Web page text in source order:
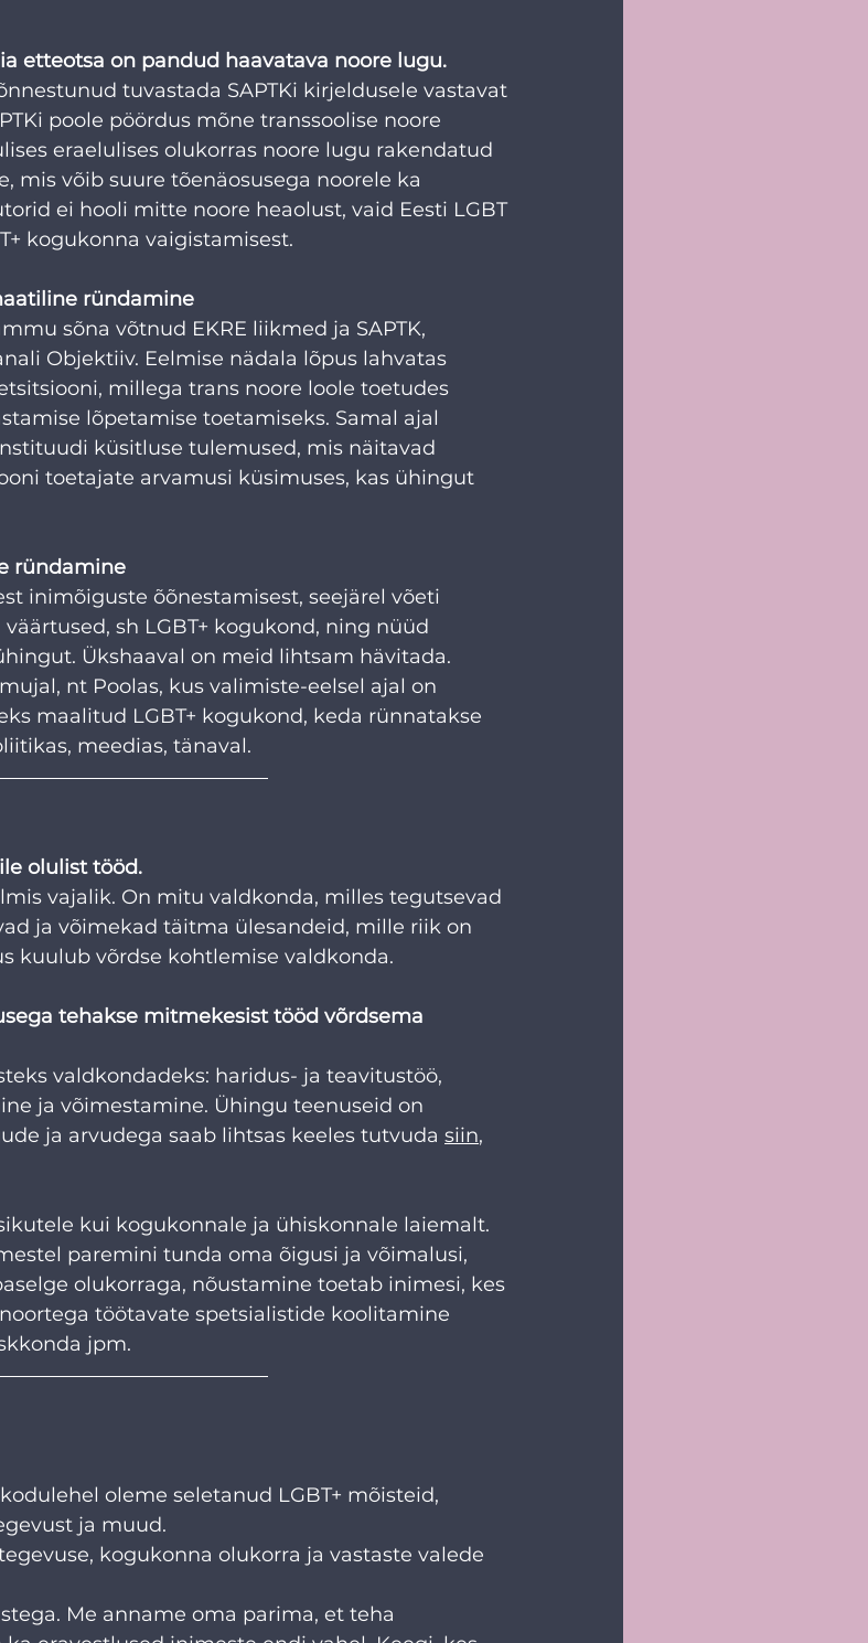
etteotsa on pandud haavatava noore lugu.
tuvastada SAPTKi kirjeldusele vastavat
poole pöördus mõne transsoolise noore
eraelulises olukorras noore lugu rakendatud
mis võib suure tõenäosusega noorele ka
ei hooli mitte noore heaolust, vaid Eesti LGBT
kogukonna vaigistamisest.
ründamine
sõna võtnud EKRE liikmed ja SAPTK,
Objektiiv. Eelmise nädala lõpus lahvatas
millega trans noore loole toetudes
lõpetamise toetamiseks. Samal ajal
küsitluse tulemused, mis näitavad
toetajate arvamusi küsimuses, kas ühingut
ründamine
inimõiguste õõnestamisest, seejärel võeti
sh LGBT+ kogukond, ning nüüd
Ükshaaval on meid lihtsam hävitada.
nt Poolas, kus valimiste-eelsel ajal on
maalitud LGBT+ kogukond, keda rünnatakse
meedias, tänaval.
olulist tööd.
vajalik. On mitu valdkonda, milles tegutsevad
ja võimekad täitma ülesandeid, mille riik on
kuulub võrdse kohtlemise valdkonda.
tehakse mitmekesist tööd võrdsema
valdkondadeks: haridus- ja teavitustöö,
ja võimestamine. Ühingu teenuseid on
ja arvudega saab lihtsas keeles tutvuda siin,
kui kogukonnale ja ühiskonnale laiemalt.
paremini tunda oma õigusi ja võimalusi,
olukorraga, nõustamine toetab inimesi, kes
töötavate spetsialistide koolitamine
jpm.
oleme seletanud LGBT+ mõisteid,
ja muud.
kogukonna olukorra ja vastaste valede
Me anname oma parima, et teha